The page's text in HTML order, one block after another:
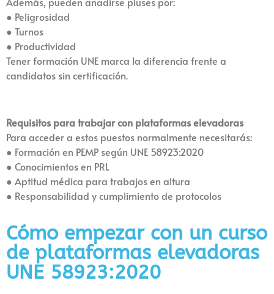
● Peligrosidad
● Turnos
● Productividad
Tener formación UNE marca la diferencia frente a
candidatos sin certificación.
Requisitos para trabajar con plataformas elevadoras
Para acceder a estos puestos normalmente necesitarás:
● Formación en PEMP según UNE 58923:2020
● Conocimientos en PRL
● Aptitud médica para trabajos en altura
● Responsabilidad y cumplimiento de protocolos
Cómo empezar con un curso
de plataformas elevadoras
UNE 58923:2020